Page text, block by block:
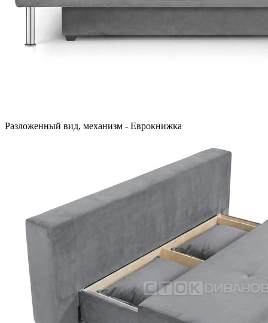
Разложенный вид, механизм - Еврокнижка